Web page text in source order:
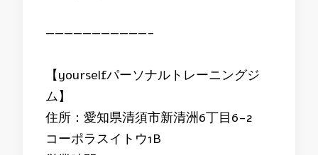
———————————-
【yourselfパーソナルトレーニングジ
ム】
住所：愛知県清須市新清洲6丁目6-2
コーポラスイトウ1B